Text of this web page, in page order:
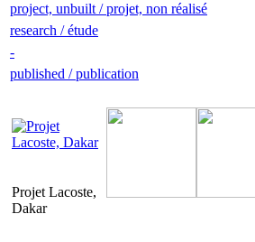
project, unbuilt / projet, non réalisé
research / étude
-
published / publication
Projet Lacoste,
Dakar